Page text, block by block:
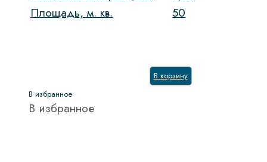
Площадь, м. кв.
50
В корзину
В избранное
В избранное